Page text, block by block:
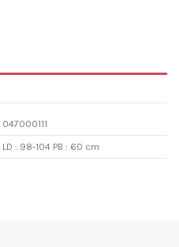
047000111
LD : 98-104 PB : 60 cm